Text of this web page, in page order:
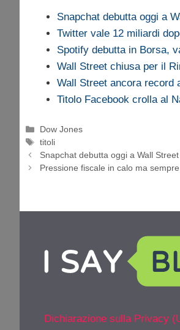
Snapchat debutta oggi a
Twitter vale 12 miliardi
Spotify debutta in Borsa,
Wall Street chiusa per il
Wall Street ancora record
Titolo Facebook crolla al
Categorie
Dow Jones
Tag
titoli
Snapchat debutta oggi a Wall Street
Pressione fiscale in calo ma
Dichiarazione sulla Privacy